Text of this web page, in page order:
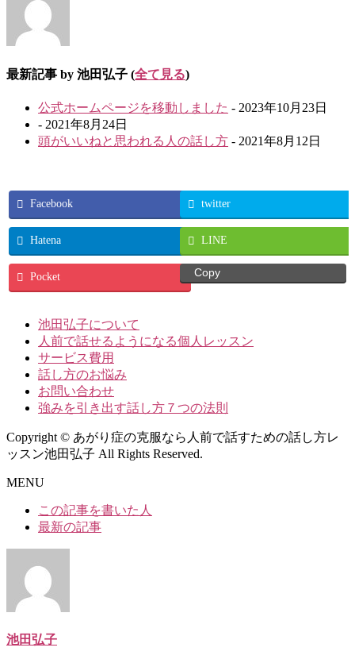
最新記事 by 池田弘子 (全て見る)
公式ホームページを移動しました - 2023年10月23日
- 2021年8月24日
頭がいいねと思われる人の話し方 - 2021年8月12日
Facebook twitter
Hatena LINE
Pocket Copy
池田弘子について
人前で話せるようになる個人レッスン
サービス費用
話し方のお悩み
お問い合わせ
強みを引き出す話し方７つの法則
Copyright © あがり症の克服なら人前で話すための話し方レ
ッスン池田弘子 All Rights Reserved.
MENU
following
tabs
change
content
below.
この記事を書いた人
最新の記事
池田弘子